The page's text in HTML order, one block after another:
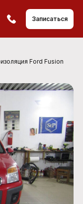
Записаться
Ford Fusion